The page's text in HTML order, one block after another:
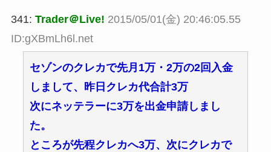
341: Trader＠Live! 2015/05/01(金) 20:46:05.55
ID:gXBmLh6l.net
セゾンのクレカで先月1万・2万の2回入金
しまして、昨日クレカ代合計3万
次にネッテラーに3万を出金申請しまし
た。
ところが先程クレカへ3万、次にクレカで